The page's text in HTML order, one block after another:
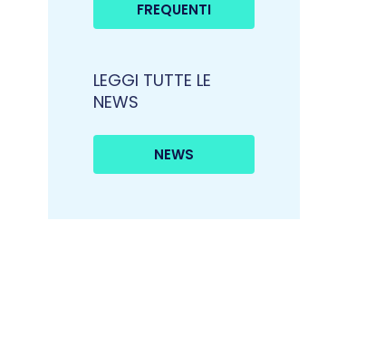
FREQUENTI
LEGGI TUTTE LE
NEWS
NEWS